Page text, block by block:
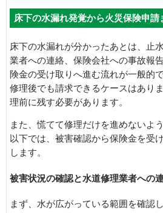
床下の水漏れ発覚から火災保険申請
床下の水漏れが分かったあとは、止
業者への連絡、保険会社への事故報
険金の受け取りへ進む流れが一般的で
修理後でも請求できるケースはあり
理前に残す必要があります。
また、慌てて修理だけを進めないよ
以下では、被害確認から保険金を受
します。
被害状況の確認と水道修理業者への
まず、水が広がっている範囲を確認